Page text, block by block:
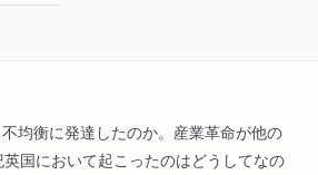
均衡に発達したのか。産業革命が他の
国において起こったのはどうしてなの